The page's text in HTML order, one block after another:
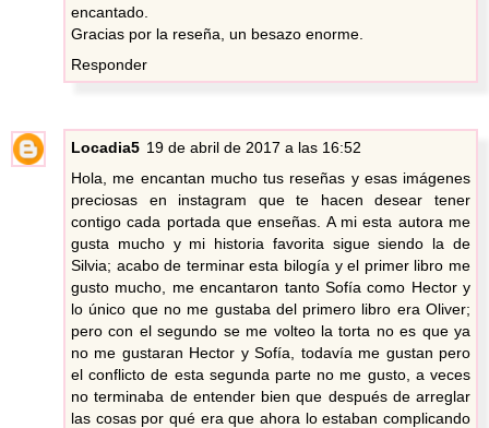
encantado.
Gracias por la reseña, un besazo enorme.
Responder
Locadia5 19 de abril de 2017 a las 16:52
Hola, me encantan mucho tus reseñas y esas imágenes
preciosas en instagram que te hacen desear tener
contigo cada portada que enseñas. A mi esta autora me
gusta mucho y mi historia favorita sigue siendo la de
Silvia; acabo de terminar esta bilogía y el primer libro me
gusto mucho, me encantaron tanto Sofía como Hector y
lo único que no me gustaba del primero libro era Oliver;
pero con el segundo se me volteo la torta no es que ya
no me gustaran Hector y Sofía, todavía me gustan pero
el conflicto de esta segunda parte no me gusto, a veces
no terminaba de entender bien que después de arreglar
las cosas por qué era que ahora lo estaban complicando